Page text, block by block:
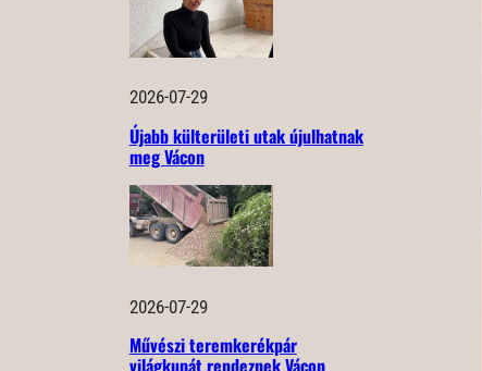
2026-07-29
Újabb külterületi utak újulhatnak
meg Vácon
2026-07-29
Művészi teremkerékpár
világkupát rendeznek Vácon